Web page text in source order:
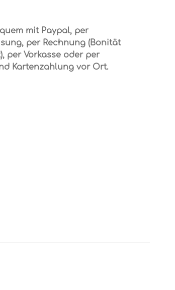
mit Paypal, per
per Rechnung (Bonität
per Vorkasse oder per
Kartenzahlung vor Ort.